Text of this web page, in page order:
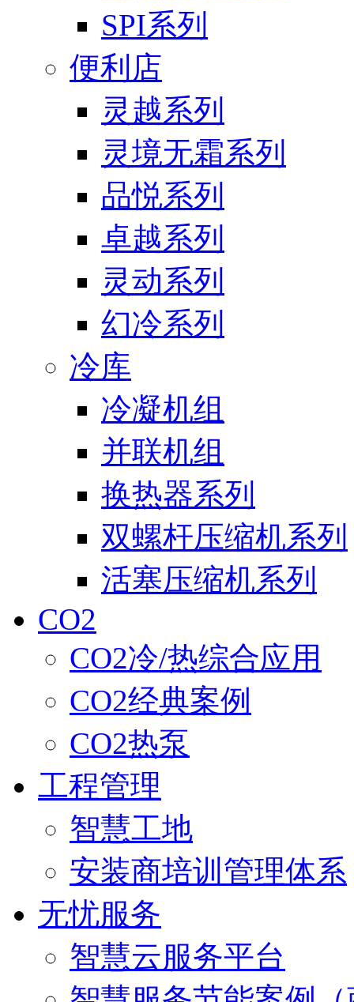
SPI系列
便利店
灵越系列
灵境无霜系列
品悦系列
卓越系列
灵动系列
幻冷系列
冷库
冷凝机组
并联机组
换热器系列
双螺杆压缩机系列
活塞压缩机系列
CO2
CO2冷/热综合应用
CO2经典案例
CO2热泵
工程管理
智慧工地
安装商培训管理体系
无忧服务
智慧云服务平台